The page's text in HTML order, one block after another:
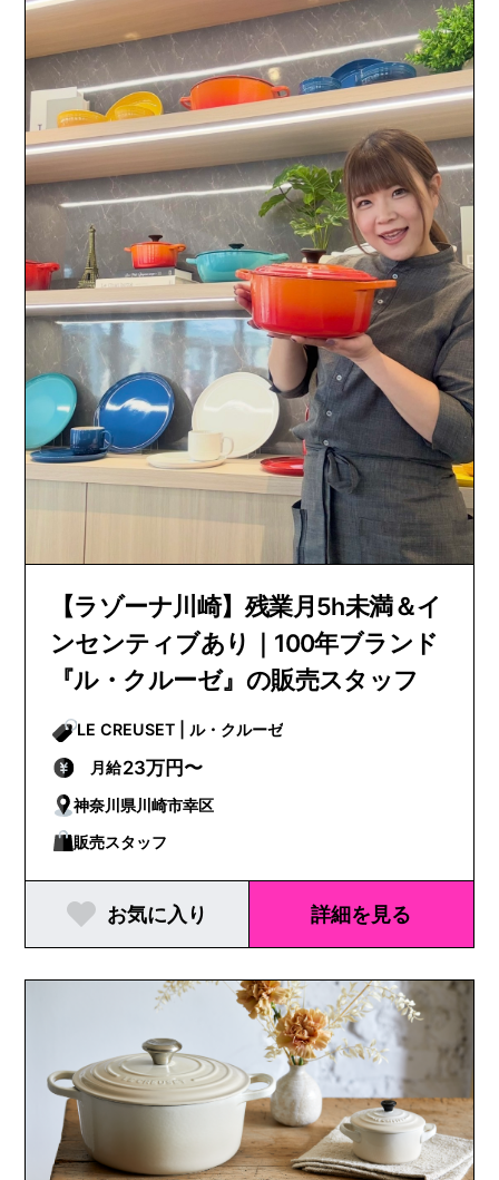
【ラゾーナ川崎】残業月5h未満＆イ
ンセンティブあり｜100年ブランド
『ル・クルーゼ』の販売スタッフ
LE CREUSET | ル・クルーゼ
月給23万円〜
神奈川県川崎市幸区
販売スタッフ
お気に入り 詳細を見る